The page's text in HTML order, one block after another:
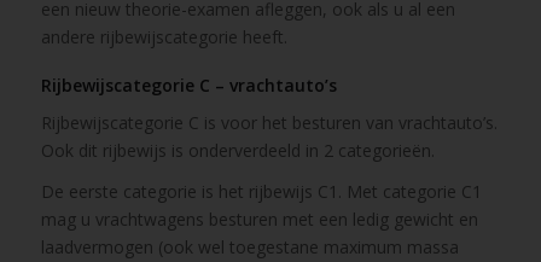
een nieuw theorie-examen afleggen, ook als u al een
andere rijbewijscategorie heeft.
Rijbewijscategorie C – vrachtauto’s
Rijbewijscategorie C is voor het besturen van vrachtauto’s.
Ook dit rijbewijs is onderverdeeld in 2 categorieën.
De eerste categorie is het rijbewijs C1. Met categorie C1
mag u vrachtwagens besturen met een ledig gewicht en
laadvermogen (ook wel toegestane maximum massa